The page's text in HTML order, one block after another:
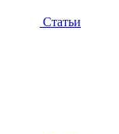
Статьи